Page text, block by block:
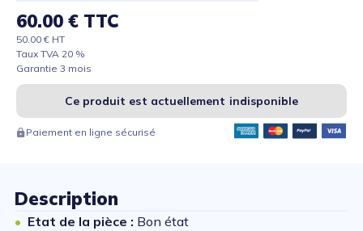
60.00 € TTC
50.00 € HT
Taux TVA 20 %
Garantie 3 mois
Ce produit est actuellement indisponible
Paiement en ligne sécurisé
Description
Etat de la pièce : Bon état